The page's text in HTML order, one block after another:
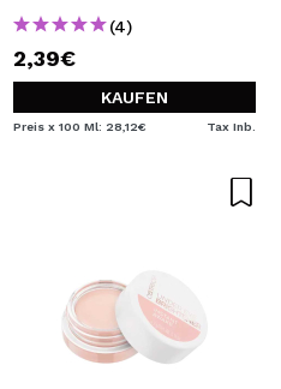
(4)
2,39€
KAUFEN
Preis x 100 Ml: 28,12€ Tax Inb.